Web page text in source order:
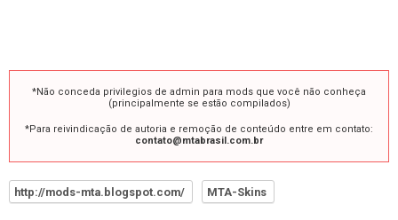
*Não conceda privilegios de admin para mods que você não conheça
(principalmente se estão compilados)
*Para reivindicação de autoria e remoção de conteúdo entre em contato:
contato@mtabrasil.com.br
http://mods-mta.blogspot.com/ MTA-Skins